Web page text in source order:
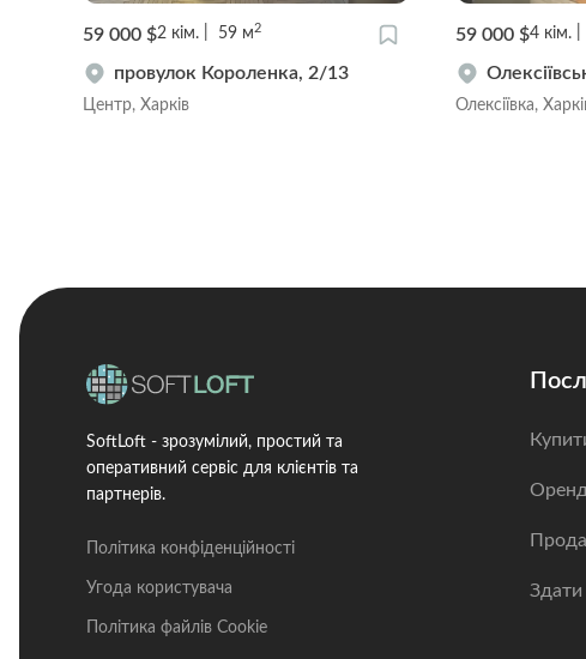
60 000 $ 1кім. 50м
вулиця Чорноглазівська, 5
Центр, Харків
62 000 $ 3кім.
проспект
Центр, Харків
SoftLoft - зрозумілий, простий та
оперативний сервіс для клієнтів та
партнерів.
Політика конфіденційності
Угода користувача
Політика файлів Cookie
Здати